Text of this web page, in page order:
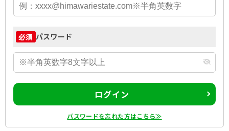
必須 パスワード
ログイン
パスワードを忘れた方はこちら≫